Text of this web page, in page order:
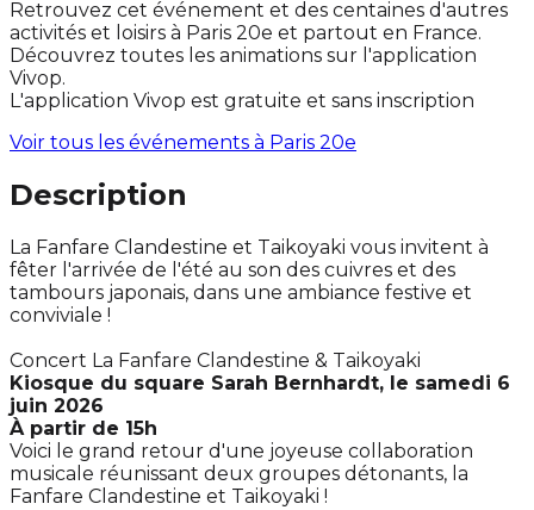
Retrouvez cet événement et des centaines d'autres
activités et loisirs à Paris 20e et partout en France.
Découvrez toutes les animations sur l'application
Vivop.
L'application Vivop est gratuite et sans inscription
Voir tous les événements à Paris 20e
Description
La Fanfare Clandestine et Taikoyaki vous invitent à
fêter l'arrivée de l'été au son des cuivres et des
tambours japonais, dans une ambiance festive et
conviviale !
Concert La Fanfare Clandestine & Taikoyaki
Kiosque du square Sarah Bernhardt, le samedi 6
juin 2026
À partir de 15h
Voici le grand retour d'une joyeuse collaboration
musicale réunissant deux groupes détonants, la
Fanfare Clandestine et Taikoyaki !